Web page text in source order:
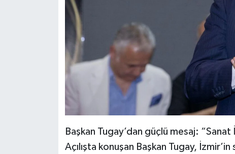
Başkan Tugay’dan güçlü mesaj:
Açılışta konuşan Başkan Tugay,